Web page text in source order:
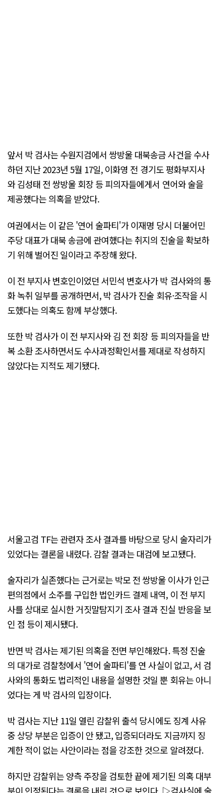
앞서 박 검사는 수원지검에서 쌍방울 대북송금 사건을 수사
하던 지난 2023년 5월 17일, 이화영 전 경기도 평화부지사
와 김성태 전 쌍방울 회장 등 피의자들에게서 연어와 술을
제공했다는 의혹을 받았다.
여권에서는 이 같은 '연어 술파티'가 이재명 당시 더불어민
주당 대표가 대북 송금에 관여했다는 취지의 진술을 확보하
기 위해 벌어진 일이라고 주장해 왔다.
이 전 부지사 변호인이었던 서민석 변호사가 박 검사와의 통
화 녹취 일부를 공개하면서, 박 검사가 진술 회유·조작을 시
도했다는 의혹도 함께 부상했다.
또한 박 검사가 이 전 부지사와 김 전 회장 등 피의자들을 반
복 소환 조사하면서도 수사과정확인서를 제대로 작성하지
않았다는 지적도 제기됐다.
서울고검 TF는 관련자 조사 결과를 바탕으로 당시 술자리가
있었다는 결론을 내렸다. 감찰 결과는 대검에 보고됐다.
술자리가 실존했다는 근거로는 박모 전 쌍방울 이사가 인근
편의점에서 소주를 구입한 법인카드 결제 내역, 이 전 부지
사를 상대로 실시한 거짓말탐지기 조사 결과 진실 반응을 보
인 점 등이 제시됐다.
반면 박 검사는 제기된 의혹을 전면 부인해왔다. 특정 진술
의 대가로 검찰청에서 '연어 술파티'를 연 사실이 없고, 서 검
사와의 통화도 법리적인 내용을 설명한 것일 뿐 회유는 아니
었다는 게 박 검사의 입장이다.
박 검사는 지난 11일 열린 감찰위 출석 당시에도 징계 사유
중 상당 부분은 입증이 안 됐고, 입증되더라도 지금까지 징
계한 적이 없는 사안이라는 점을 강조한 것으로 알려졌다.
하지만 감찰위는 양측 주장을 검토한 끝에 제기된 의혹 대부